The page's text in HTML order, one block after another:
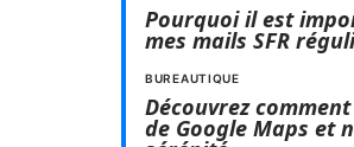
Pourquoi il est
mes mails SFR
BUREAUTIQUE
Découvrez
de Google Maps et